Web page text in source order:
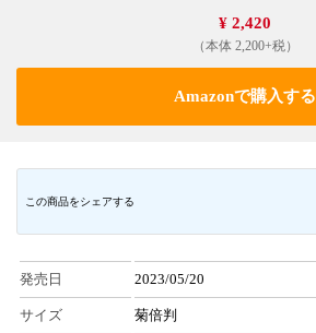
¥ 2,420
（本体 2,200+税）
Amazonで購入する
この商品をシェアする
発売日 2023/05/20
サイズ 菊倍判